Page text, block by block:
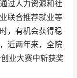
过人力资源和社
联合推荐就业等
，有机会获得稳
近两年来，全院
业大赛中斩获奖